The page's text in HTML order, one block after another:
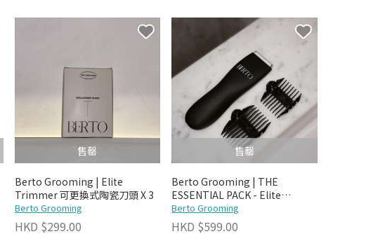
售罄
Berto Grooming | Elite
Trimmer 可更換式陶瓷刀頭 X 3
Berto Grooming
HKD $299.00
售罄
Berto Grooming | THE
ESSENTIAL PACK - Elite
Trimmer + 可更換式陶瓷刀頭
Berto Grooming
HKD $599.00